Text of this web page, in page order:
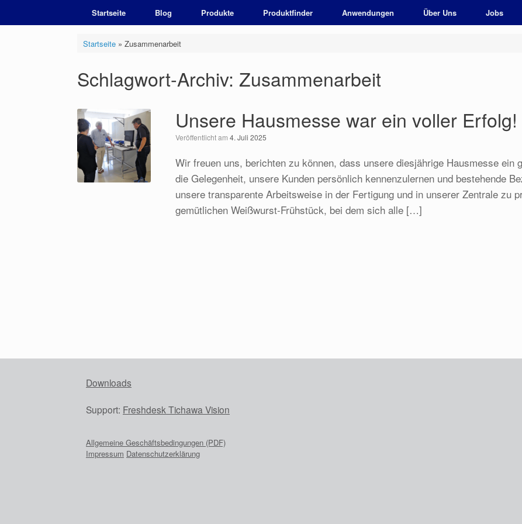
springen
Startseite Blog Produkte Produktfinder Anwendungen Über Uns Jobs
Startseite» Zusammenarbeit
Schlagwort-Archiv: Zusammenarbeit
Unsere Hausmesse war ein voller Erfolg!
Veröffentlicht am4. Juli 2025
Wir freuen uns, berichten zu können, dass unsere diesjährige Hausmesse
die Gelegenheit, unsere Kunden persönlich kennenzulernen und bestehende
unsere transparente Arbeitsweise in der Fertigung und in unserer Zentrale zu
gemütlichen Weißwurst-Frühstück, bei dem sich alle […]
Downloads
Support: Freshdesk Tichawa Vision
Allgemeine Geschäftsbedingungen (PDF)
Impressum Datenschutzerklärung